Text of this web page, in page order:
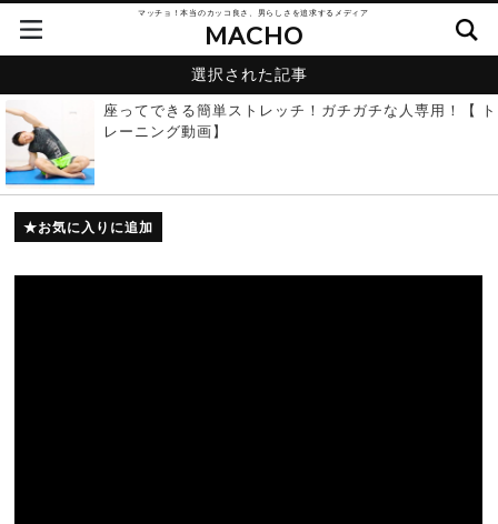
マッチョ！本当のカッコ良さ、男らしさを追求するメディア
MACHO
選択された記事
座ってできる簡単ストレッチ！ガチガチな人専用！【 ト
レーニング動画】
お気に入りに追加